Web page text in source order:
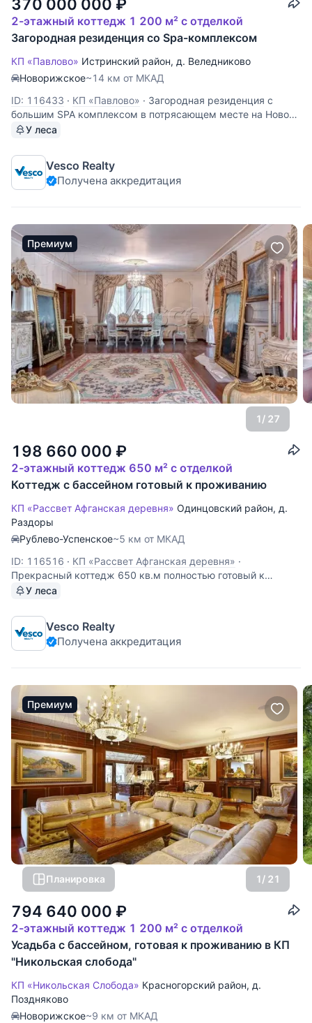
370 000 000 ₽
2-этажный коттедж 1 200 м² с отделкой
Загородная резиденция со Spa-комплексом
КП «Павлово» Истринский район, д. Веледниково
Новорижское~14 км от МКАД
ID: 116433 · КП «Павлово» · Загородная резиденция с
большим SPA комплексом в потрясающем месте на Ново-
Рижском шоссе. Общая информация: Предлагается к
поселке Павлово на Новорижском шоссе в 16 км от МКАД.
Состояние дома: под
У леса
Vesco Realty
Получена аккредитация
Премиум
1/ 27
198 660 000 ₽
2-этажный коттедж 650 м² с отделкой
Коттедж с бассейном готовый к проживанию
КП «Рассвет Афганская деревня» Одинцовский район, д.
Раздоры
Рублево-Успенское~5 км от МКАД
ID: 116516 · КП «Рассвет Афганская деревня» ·
Прекрасный коттедж 650 кв.м полностью готовый к
проживанию на лесном участке 15 соток. 6 спален,
На участке расположен дом для персонала площадью 100
кв.м. с 2 спальнями. Цоколь: бассейн,
У леса
Vesco Realty
Получена аккредитация
Премиум
Планировка 1/ 21
794 640 000 ₽
2-этажный коттедж 1 200 м² с отделкой
Усадьба с бассейном, готовая к проживанию в КП
"Никольская слобода"
КП «Никольская Слобода» Красногорский район, д.
Поздняково
Новорижское~9 км от МКАД